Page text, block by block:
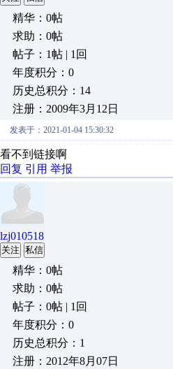
精华：0帖
求助：0帖
帖子：1帖 | 1回
年度积分：0
历史总积分：14
注册：2009年3月12日
发表于：2021-01-04 15:30:32
看不到链接啊
回复 引用 举报
lzj010518
关注 私信
精华：0帖
求助：0帖
帖子：0帖 | 1回
年度积分：0
历史总积分：1
注册：2012年8月07日